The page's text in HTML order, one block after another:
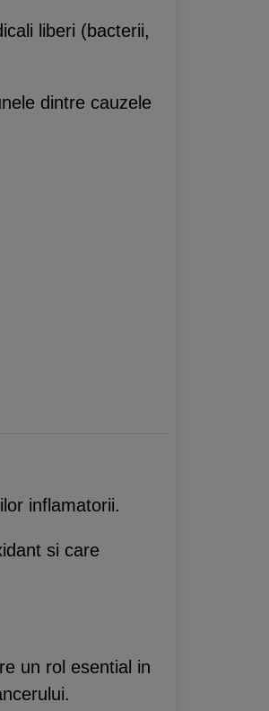
liberi (bacterii,
dintre cauzele
inflamatorii.
si care
un rol esential in